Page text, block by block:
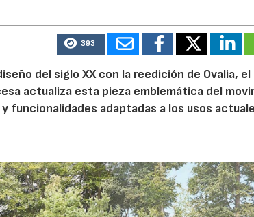
393
del siglo XX con la reedición de Ovalia, el
actualiza esta pieza emblemática del
funcionalidades adaptadas a los usos